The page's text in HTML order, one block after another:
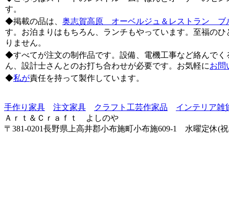
す。
◆掲載の品は、 奥志賀高原 オーベルジュ＆レストラン ブ
す。お泊まりはもちろん、ランチもやっています。至福の
りません。
◆すべてが注文の制作品です。設備、電機工事など絡んでく
ん、設計士さんとのお打ち合わせが必要です。お気軽にお問
◆私が責任を持って製作しています。
手作り家具 注文家具 クラフト工芸作家品
インテリア雑
Ａｒｔ＆Ｃｒａｆｔ よしのや
〒381-0201長野県上高井郡小布施町小布施609-1 水曜定休(